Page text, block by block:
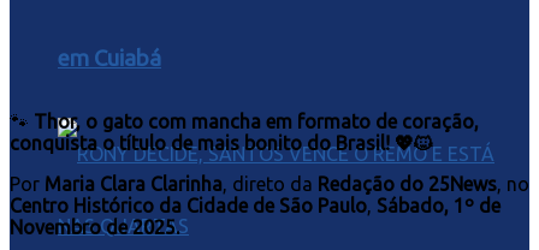
em Cuiabá
🐾 Thor, o gato com mancha em formato de coração,
conquista o título de mais bonito do Brasil! 💖🐱
Por Maria Clara Clarinha, direto da Redação do 25News, no
Centro Histórico da Cidade de São Paulo, Sábado, 1º de
Novembro de 2025.